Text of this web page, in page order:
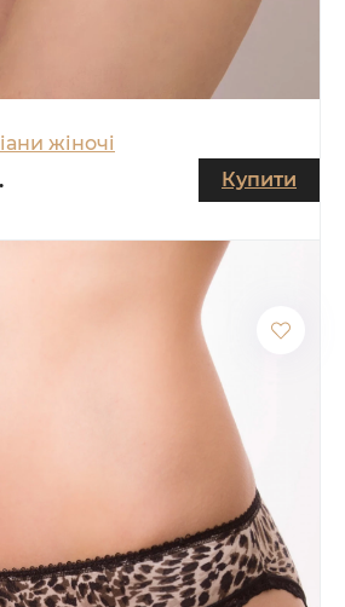
жіночі
Купити